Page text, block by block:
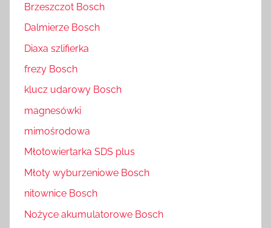
Brzeszczot Bosch
Dalmierze Bosch
Diaxa szlifierka
frezy Bosch
klucz udarowy Bosch
magnesówki
mimośrodowa
Młotowiertarka SDS plus
Młoty wyburzeniowe Bosch
nitownice Bosch
Nożyce akumulatorowe Bosch